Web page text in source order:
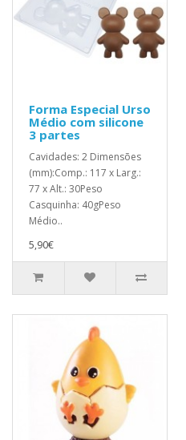
Forma Especial Urso
Médio com silicone
3 partes
Cavidades: 2 Dimensões
(mm):Comp.: 117 x Larg.:
77 x Alt.: 30Peso
Casquinha: 40gPeso
Médio..
5,90€